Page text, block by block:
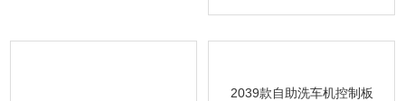
2039款自助洗车机控制板